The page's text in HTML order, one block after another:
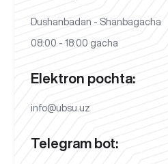
Dushanbadan - Shanbagacha
08:00 - 18:00 gacha
Elektron pochta:
info@ubsu.uz
Telegram bot: